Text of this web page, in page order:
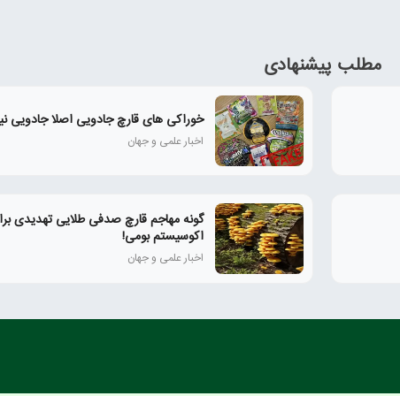
مطلب پیشنهادی
خوراکی های قارچ جادویی اصلا جادویی
اخبار علمی و جهان
گونه مهاجم قارچ صدفی طلایی تهدیدی
اکوسیستم بومی!
اخبار علمی و جهان